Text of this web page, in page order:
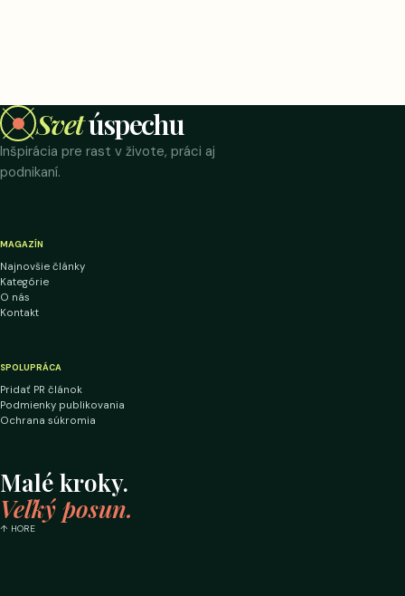
Svetúspechu
Inšpirácia pre rast v živote, práci aj
podnikaní.
MAGAZÍN
Najnovšie články
Kategórie
O nás
Kontakt
SPOLUPRÁCA
Pridať PR článok
Podmienky publikovania
Ochrana súkromia
Malé kroky.
Veľký posun.
↑ HORE